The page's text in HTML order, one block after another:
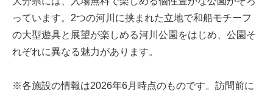
っています。2つの河川に挟まれた立地で和船モチーフ
の大型遊具と展望が楽しめる河川公園をはじめ、公園そ
れぞれに異なる魅力があります。
※各施設の情報は2026年6月時点のものです。訪問前に